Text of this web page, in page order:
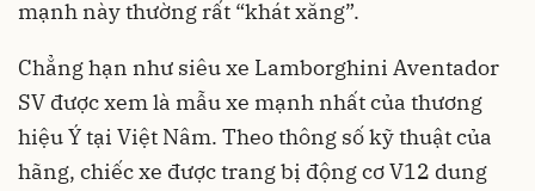
mạnh này thường rất “khát xăng”.
Chẳng hạn như siêu xe Lamborghini Aventador
SV được xem là mẫu xe mạnh nhất của thương
hiệu Ý tại Việt Nâm. Theo thông số kỹ thuật của
hãng, chiếc xe được trang bị động cơ V12 dung